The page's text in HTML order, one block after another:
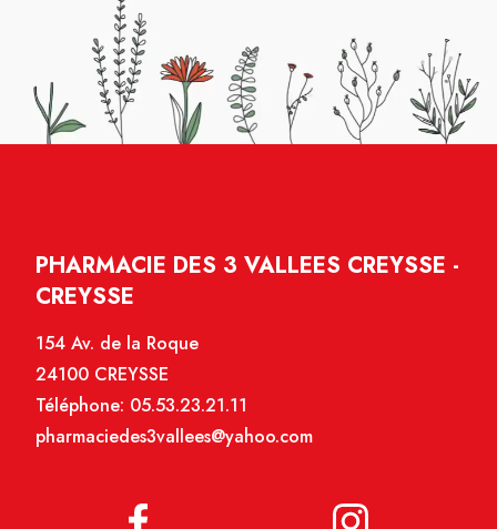
PHARMACIE DES 3 VALLEES CREYSSE -
CREYSSE
154 Av. de la Roque
24100 CREYSSE
Téléphone: 05.53.23.21.11
pharmaciedes3vallees@yahoo.com